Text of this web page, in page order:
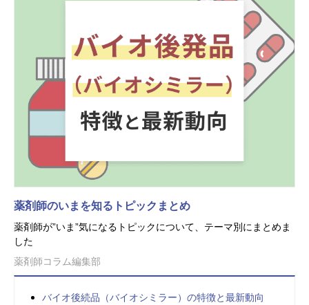
薬剤師のいまを知るトピックまとめ
薬剤師が”いま”気になるトピックについて、テーマ別にまとめま
した
薬剤師コラム編集部
バイオ後続品（バイオシミラー）の特徴と最新動向